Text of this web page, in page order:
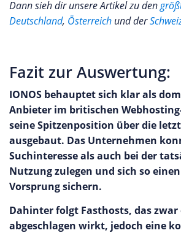
Dann sieh dir unsere Artikel zu den
Deutschland, Österreich und der
Fazit zur Auswertung:
IONOS behauptet sich klar als
Anbieter im britischen
seine Spitzenposition über die
ausgebaut. Das Unternehmen
Suchinteresse als auch bei der
Nutzung zulegen und sich so
Vorsprung sichern.
Dahinter folgt Fasthosts, das zwar
abgeschlagen wirkt, jedoch eine